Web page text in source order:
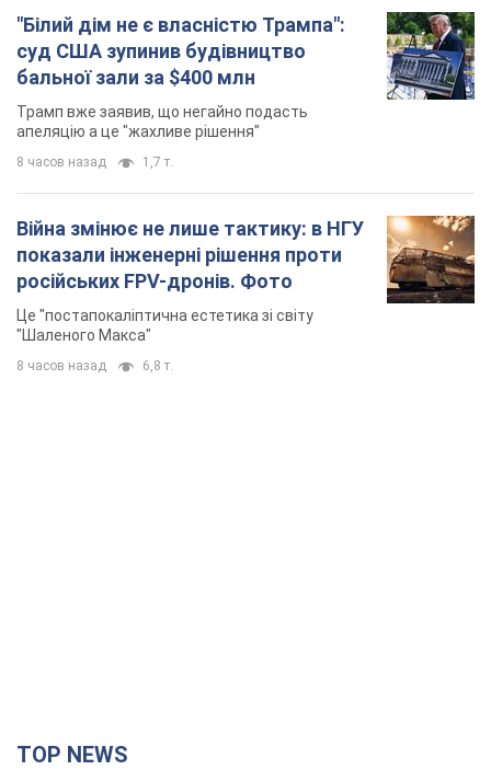
"Білий дім не є власністю Трампа":
суд США зупинив будівництво
бальної зали за $400 млн
Трамп вже заявив, що негайно подасть
апеляцію а це "жахливе рішення"
8 часов назад 1,7 т.
Війна змінює не лише тактику: в НГУ
показали інженерні рішення проти
російських FPV-дронів. Фото
Це "постапокаліптична естетика зі світу
"Шаленого Макса"
8 часов назад 6,8 т.
TOP NEWS